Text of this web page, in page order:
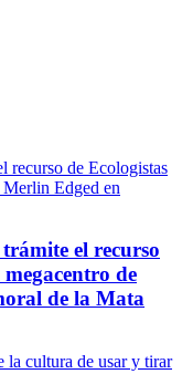
el recurso
de
de la Mata